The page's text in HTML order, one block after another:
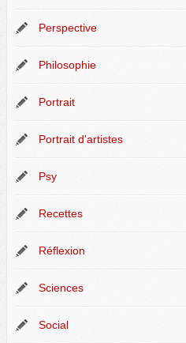
Perspective
Philosophie
Portrait
Portrait d'artistes
Psy
Recettes
Réflexion
Sciences
Social